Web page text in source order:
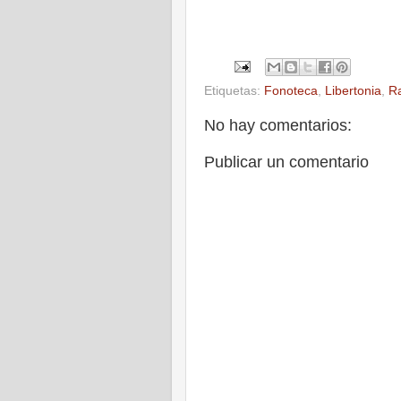
Etiquetas: Fonoteca, Libertonia,
No hay comentarios:
Publicar un comentario